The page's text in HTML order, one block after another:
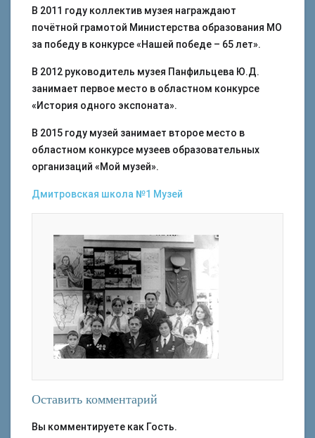
В 2011 году коллектив музея награждают
почётной грамотой Министерства образования МО
за победу в конкурсе «Нашей победе – 65 лет».
В 2012 руководитель музея Панфильцева Ю.Д.
занимает первое место в областном конкурсе
«История одного экспоната».
В 2015 году музей занимает второе место в
областном конкурсе музеев образовательных
организаций «Мой музей».
Дмитровская школа №1 Музей
Оставить комментарий
Вы комментируете как Гость.